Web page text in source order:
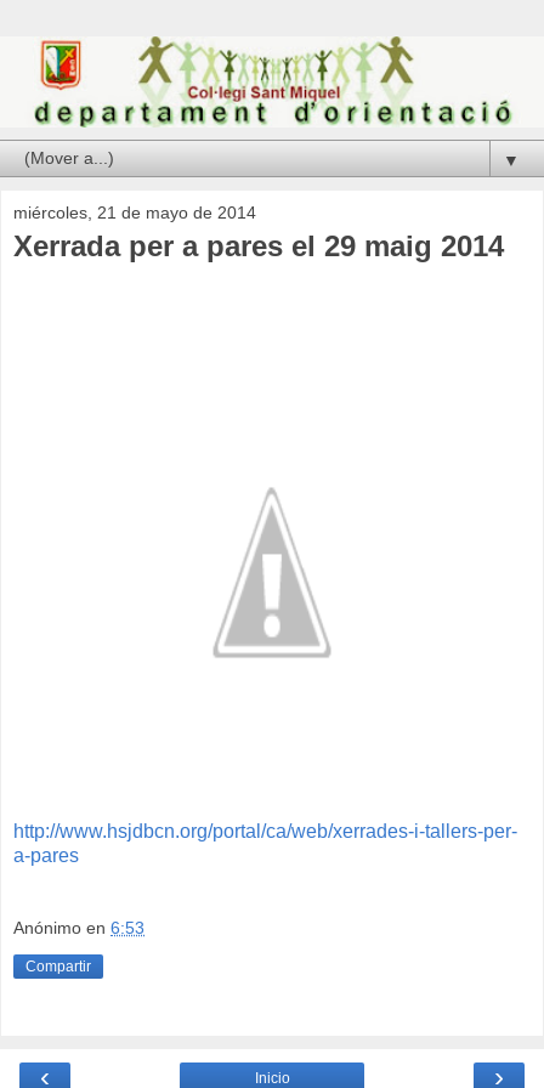
▼
miércoles, 21 de mayo de 2014
Xerrada per a pares el 29 maig 2014
http://www.hsjdbcn.org/portal/ca/web/xerrades-i-tallers-per-
a-pares
Anónimo en 6:53
Compartir
‹ ›
Inicio